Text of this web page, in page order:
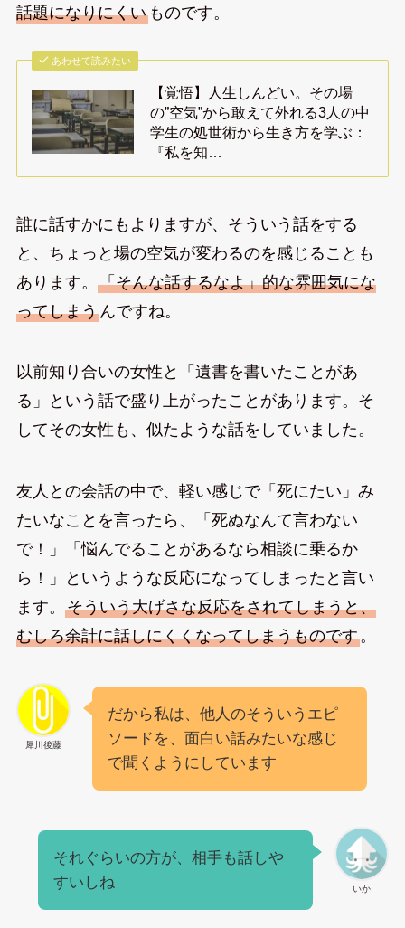
話題になりにくいものです。
あわせて読みたい
【覚悟】人生しんどい。その場
の”空気”から敢えて外れる3人の中
学生の処世術から生き方を学ぶ：
『私を知…
誰に話すかにもよりますが、そういう話をする
と、ちょっと場の空気が変わるのを感じることも
あります。 「そんな話するなよ」的な雰囲気にな
ってしまうんですね。
以前知り合いの女性と「遺書を書いたことがあ
る」という話で盛り上がったことがあります。そ
してその女性も、似たような話をしていました。
友人との会話の中で、軽い感じで「死にたい」み
たいなことを言ったら、「死ぬなんて言わない
で！」「悩んでることがあるなら相談に乗るか
ら！」というような反応になってしまったと言い
ます。 そういう大げさな反応をされてしまうと、
むしろ余計に話しにくくなってしまうものです。
犀川後藤
だから私は、他人のそういうエピ
ソードを、面白い話みたいな感じ
で聞くようにしています
いか
それぐらいの方が、相手も話しや
すいしね